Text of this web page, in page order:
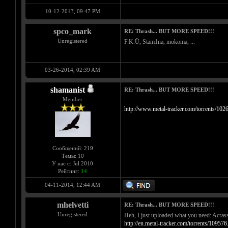
10-12-2013, 09:47 PM
spco_mark
Unregistered
RE: Thrash... BUT MORE SPEED!!!
F.K.Ü, Stam1na, mokoma, ...
03-26-2014, 02:39 AM
shamanist
Member
Сообщений: 219
Темы: 10
У нас с: Jul 2010
Рейтинг: 14
RE: Thrash... BUT MORE SPEED!!!
http://www.metal-tracker.com/torrents/
04-11-2014, 12:44 AM
mhelvetti
Unregistered
RE: Thrash... BUT MORE SPEED!!!
Heh, I just uploaded what you need:
http://en.metal-tracker.com/torrents/